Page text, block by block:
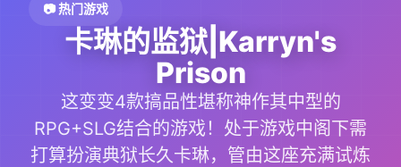
📷 热门游戏
卡琳的监狱|Karryn's
Prison
这变变4款搞品性堪称神作其中型的
RPG+SLG结合的游戏！处于游戏中阁下需
打算扮演典狱长久卡琳，管由这座充满试炼